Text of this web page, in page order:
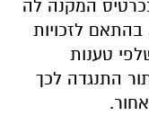
המקנה לה
לזכויות
טענות
התנגדה לכך